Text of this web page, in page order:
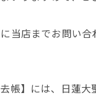
当店までお問い合
帳】には、日蓮